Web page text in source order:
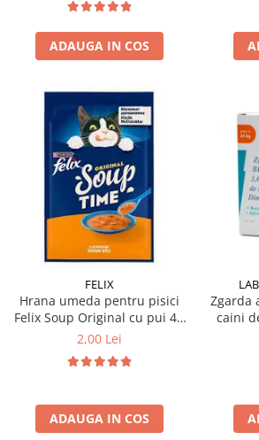
ADAUGA IN COS
FELIX
Hrana umeda pentru pisici
Felix Soup Original cu pui 48
gr
2,00 Lei
ADAUGA IN COS
Zgarda
caini